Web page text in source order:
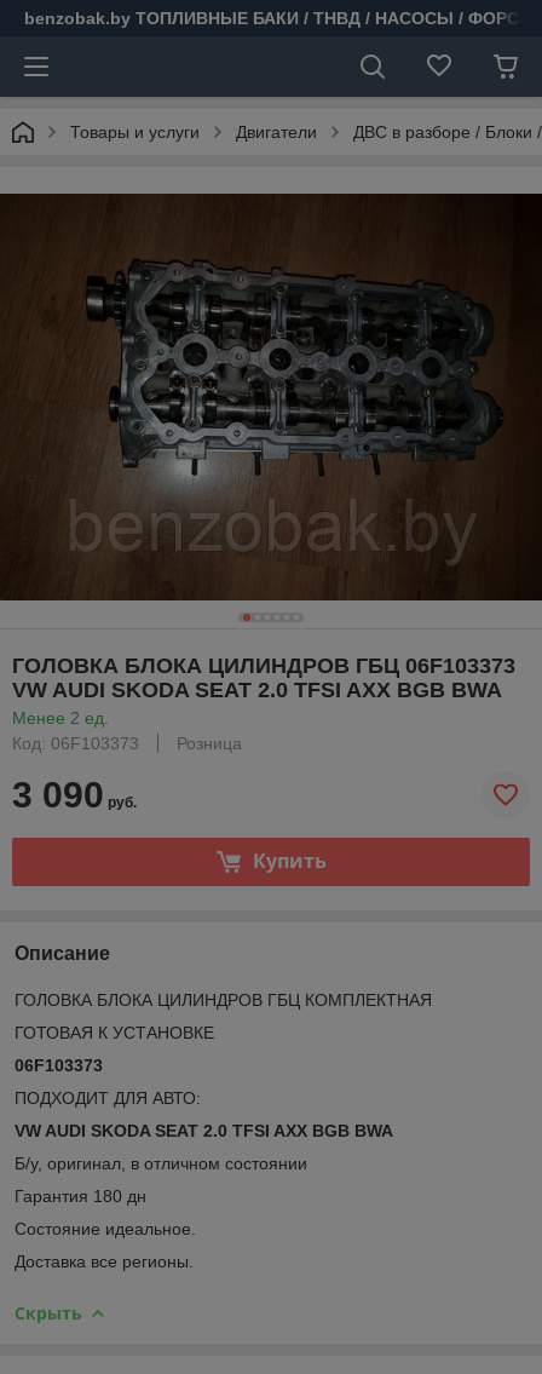
benzobak.by ТОПЛИВНЫЕ БАКИ / ТНВД / НАСОСЫ /
Товары и услуги Двигатели ДВС в разборе /
ГОЛОВКА БЛОКА ЦИЛИНДРОВ ГБЦ 06F103373
VW AUDI SKODA SEAT 2.0 TFSI AXX BGB BWA
Менее 2 ед.
Код: 06F103373
Розница
3 090 руб.
Купить
Описание
ГОЛОВКА БЛОКА ЦИЛИНДРОВ ГБЦ КОМПЛЕКТНАЯ
ГОТОВАЯ К УСТАНОВКЕ
06F103373
ПОДХОДИТ ДЛЯ АВТО:
VW AUDI SKODA SEAT 2.0 TFSI AXX BGB BWA
Б/у, оригинал, в отличном состоянии
Гарантия 180 дн
Состояние идеальное.
Доставка все регионы.
Скрыть